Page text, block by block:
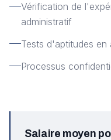
Vérification de
administratif
Tests d'aptitudes en
Processus
Salaire moyen